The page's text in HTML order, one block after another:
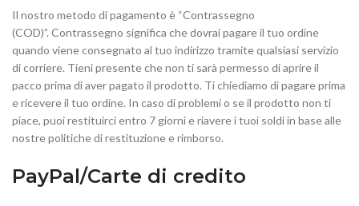
Il nostro metodo di pagamento è “Contrassegno
(COD)”. Contrassegno significa che dovrai pagare il tuo ordine
quando viene consegnato al tuo indirizzo tramite qualsiasi servizio
di corriere. Tieni presente che non ti sarà permesso di aprire il
pacco prima di aver pagato il prodotto. Ti chiediamo di pagare prima
e ricevere il tuo ordine. In caso di problemi o se il prodotto non ti
piace, puoi restituirci entro 7 giorni e riavere i tuoi soldi in base alle
nostre politiche di restituzione e rimborso.
PayPal/Carte di credito